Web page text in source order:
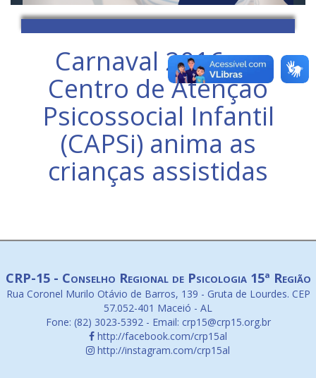
Carnaval 2016 no
Centro de Atenção
Psicossocial Infantil
(CAPSi) anima as
crianças assistidas
CRP-15 - Conselho Regional de Psicologia 15ª Região
Rua Coronel Murilo Otávio de Barros, 139 - Gruta de Lourdes. CEP
57.052-401 Maceió - AL
Fone: (82) 3023-5392 - Email: crp15@crp15.org.br
http://facebook.com/crp15al
http://instagram.com/crp15al